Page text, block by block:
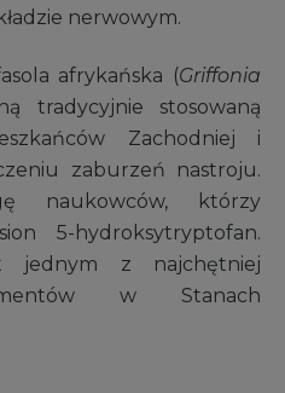
nerwowym.
afrykańska (Griffonia
tradycyjnie stosowaną
Zachodniej i
zaburzeń nastroju.
naukowców, którzy
5-hydroksytryptofan.
jednym z najchętniej
w Stanach